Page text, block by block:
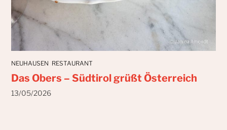
NEUHAUSEN RESTAURANT
Das Obers – Südtirol grüßt Österreich
13/05/2026